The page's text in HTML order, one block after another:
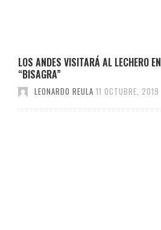
LOS ANDES VISITARÁ AL LECHERO
“BISAGRA”
LEONARDO REULA 11 OCTUBRE, 2019